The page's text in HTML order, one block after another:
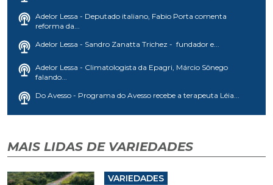
Adelor Lessa - Deputado italiano, Fabio Porta comenta
reforma da...
Adelor Lessa - Sandro Zanatta Trichez - fundador e...
Adelor Lessa - Climatologista da Epagri, Márcio Sônego
falando...
Do Avesso - Programa do Avesso recebe a terapeuta Léia...
MAIS LIDAS DE VARIEDADES
VARIEDADES